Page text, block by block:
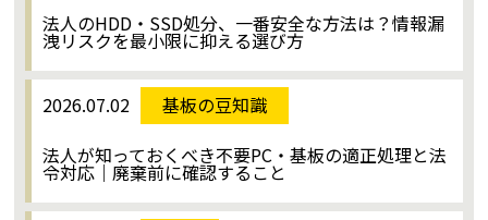
法人のHDD・SSD処分、一番安全な方法は？情報漏
洩リスクを最小限に抑える選び方
2026.07.02
基板の豆知識
法人が知っておくべき不要PC・基板の適正処理と法
令対応｜廃棄前に確認すること